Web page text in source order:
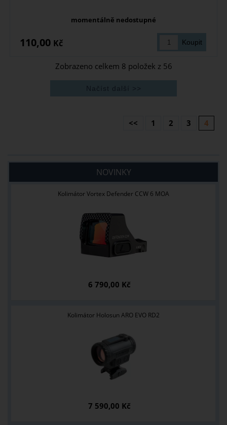
momentálně nedostupné
110,00 Kč
Zobrazeno celkem 8 položek z 56
<< 1 2 3 4
NOVINKY
Kolimátor Vortex Defender CCW 6 MOA
6 790,00 Kč
Kolimátor Holosun ARO EVO RD2
7 590,00 Kč